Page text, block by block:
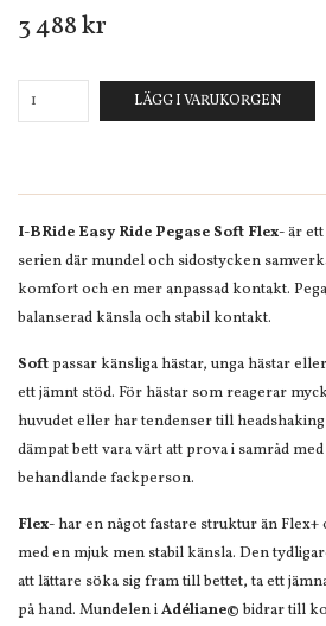
3 488 kr
LÄGG I VARUKORGEN
I-BRide Easy Ride Pegase Soft Flex-är
serien där mundel och sidostycken
komfort och en mer anpassad kontakt.
balanserad känsla och stabil kontakt.
Soft passar känsliga hästar, unga hästar
ett jämnt stöd. För hästar som reagerar
huvudet eller har tendenser till
dämpat bett vara värt att prova i samråd
behandlande fackperson.
Flex- har en något fastare struktur än
med en mjuk men stabil känsla. Den
att lättare söka sig fram till bettet, ta ett
på hand. Mundelen iAdéliane© bidrar till